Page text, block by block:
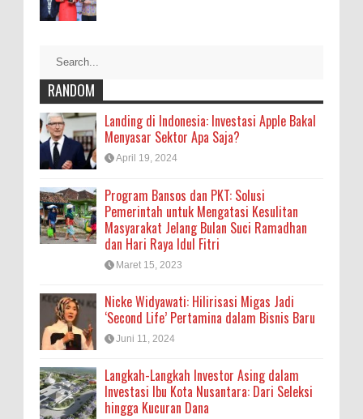
RANDOM
Landing di Indonesia: Investasi Apple Bakal
Menyasar Sektor Apa Saja?
April 19, 2024
Program Bansos dan PKT: Solusi
Pemerintah untuk Mengatasi Kesulitan
Masyarakat Jelang Bulan Suci Ramadhan
dan Hari Raya Idul Fitri
Maret 15, 2023
Nicke Widyawati: Hilirisasi Migas Jadi
‘Second Life’ Pertamina dalam Bisnis Baru
Juni 11, 2024
Langkah-Langkah Investor Asing dalam
Investasi Ibu Kota Nusantara: Dari Seleksi
hingga Kucuran Dana